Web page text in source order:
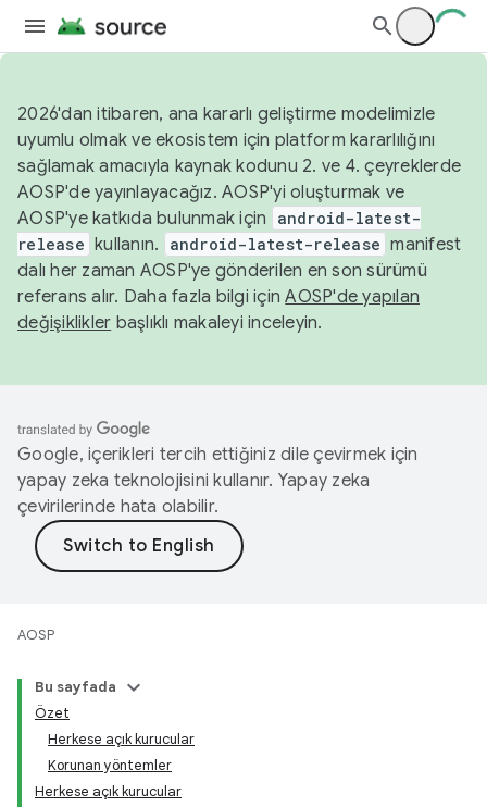
2026'dan itibaren, ana kararlı geliştirme modelimizle
uyumlu olmak ve ekosistem için platform kararlılığını
sağlamak amacıyla kaynak kodunu 2. ve 4. çeyreklerde
AOSP'de yayınlayacağız. AOSP'yi oluşturmak ve
AOSP'ye katkıda bulunmak için
android-latest-
release kullanın. android-latest-release manifest
dalı her zaman AOSP'ye gönderilen en son sürümü
referans alır. Daha fazla bilgi içinAOSP'de yapılan
değişiklikler başlıklı makaleyi inceleyin.
Google, içerikleri tercih ettiğiniz dile çevirmek için
yapay zeka teknolojisini kullanır. Yapay zeka
çevirilerinde hata olabilir.
AOSP
Bu sayfada
Özet
Herkese açık kurucular
Korunan yöntemler
Herkese açık kurucular